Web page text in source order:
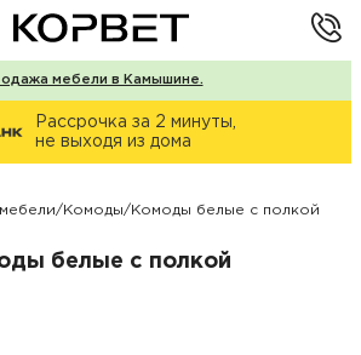
мебели в Камышине.
Рассрочка за 2 минуты,
не выходя из дома
/Комоды/Комоды белые с полкой
белые с полкой